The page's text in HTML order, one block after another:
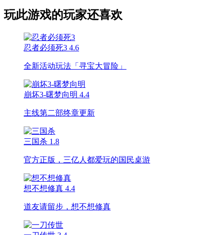
玩此游戏的玩家还喜欢
忍者必须死3 4.6
全新活动玩法「寻宝大冒险」
崩坏3-曙梦向明 4.4
主线第二部终章更新
三国杀 1.8
官方正版，三亿人都爱玩的国民桌游
想不想修真 4.4
道友请留步，想不想修真